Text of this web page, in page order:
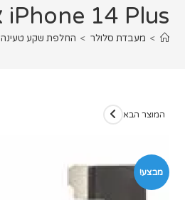
iPhone 14 Plus אפל
> מעבדת סלולר > החלפת שקע טעינה Apple iPhone 14 Plus אפל
מבצע!
המוצר הבא